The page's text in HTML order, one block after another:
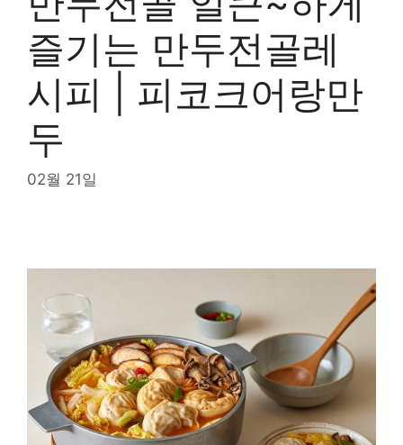
즐기는 만두전골레
시피 | 피코크어랑만
두
02월 21일
목차
만두전골
맛있게 즐
길 수 있는
매콤한 만